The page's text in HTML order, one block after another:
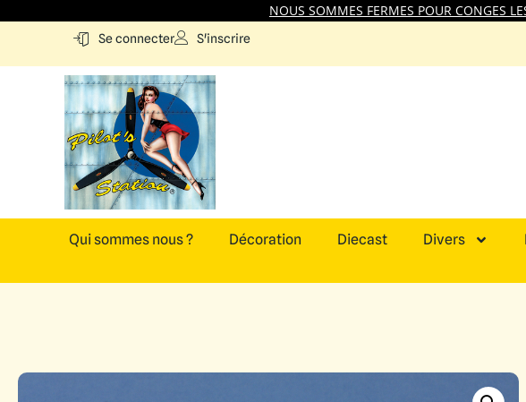
NOUS SOMMES FERMES POUR CONGES
Se connecter S'inscrire
Qui sommes nous ? Décoration Diecast Divers